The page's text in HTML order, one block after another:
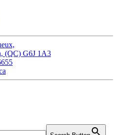
(QC) G6J 1A3